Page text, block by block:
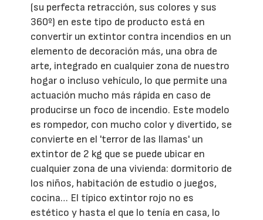
(su perfecta retracción, sus colores y sus
360º) en este tipo de producto está en
convertir un extintor contra incendios en un
elemento de decoración más, una obra de
arte, integrado en cualquier zona de nuestro
hogar o incluso vehículo, lo que permite una
actuación mucho más rápida en caso de
producirse un foco de incendio. Este modelo
es rompedor, con mucho color y divertido, se
convierte en el 'terror de las llamas' un
extintor de 2 kg que se puede ubicar en
cualquier zona de una vivienda: dormitorio de
los niños, habitación de estudio o juegos,
cocina… El típico extintor rojo no es
estético y hasta el que lo tenía en casa, lo